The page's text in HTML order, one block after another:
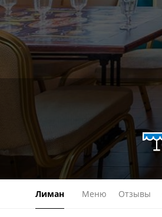
Лиман Меню Отзывы